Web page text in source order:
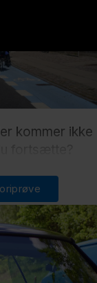
kommer ikke